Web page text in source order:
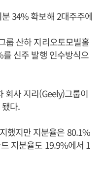
34% 확보해 2대주주에
룹 산하 지리오토모빌홀
신주 발행 인수방식으
회사 지리(Geely)그룹이
다.
했지만 지분율은 80.1%
지분율도 19.9%에서 1